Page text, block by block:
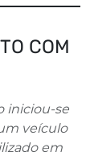
COM
iniciou-se
veículo
em